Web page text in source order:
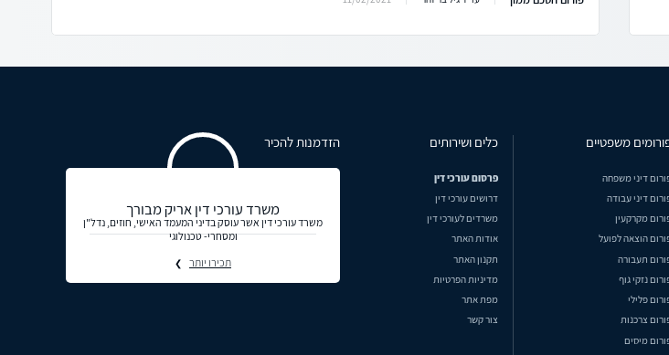
משפטיים
דיני משפחה
דיני עבודה
מקרקעין
הוצאה לפועל
תעבורה
נזקי גוף
פלילי
צרכנות
מיסים
כלים ושירותים
פרסום עורכי דין
דרושים עורכי דין
משרדים לעורכי דין
אודות האתר
תקנון האתר
מדיניות הפרטיות
מפת אתר
צור קשר
הזדמנות להכיר
משרד עורכי דין אריק מבורך
משרד עורכי דין אשר עוסק בדיני המעמד האישי, חוזים, נדל"ן
ומסחרי- טכנולוגי
תכירו יותר